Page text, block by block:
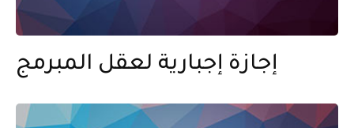
إجازة إجبارية لعقل المبرمج